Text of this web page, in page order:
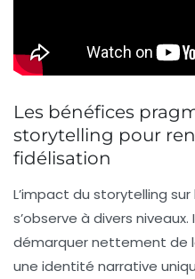
Les bénéfices
storytelling pour
fidélisation
L’impact du storytelling
s’observe à divers
démarquer nettement de
une identité narrative